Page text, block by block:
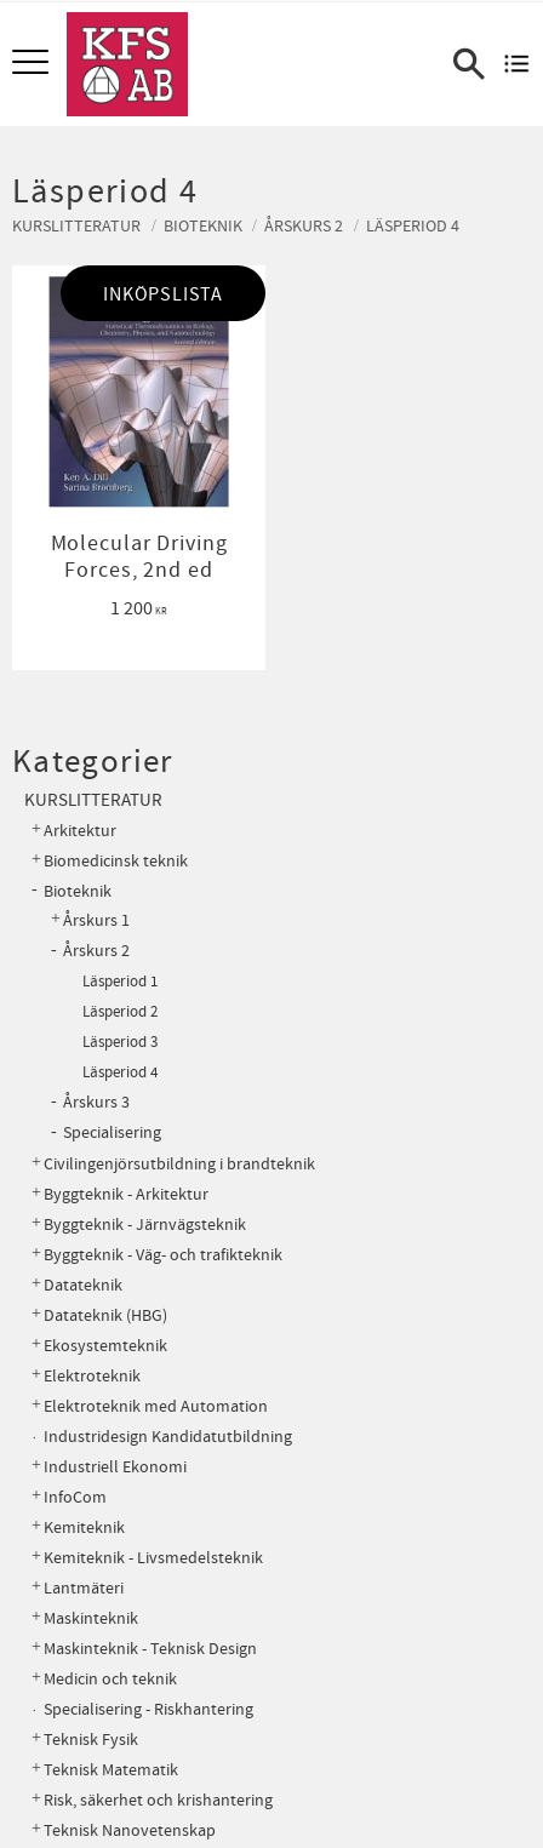
Meny
Läsperiod 4
KURSLITTERATUR BIOTEKNIK ÅRSKURS 2 LÄSPERIOD 4
Molecular Driving
Forces, 2nd ed
1 200KR
INKÖPSLISTA
Kategorier
KURSLITTERATUR
Arkitektur
Biomedicinsk teknik
Bioteknik
Årskurs 1
Årskurs 2
Läsperiod 1
Läsperiod 2
Läsperiod 3
Läsperiod 4
Årskurs 3
Specialisering
Civilingenjörsutbildning i brandteknik
Byggteknik - Arkitektur
Byggteknik - Järnvägsteknik
Byggteknik - Väg- och trafikteknik
Datateknik
Datateknik (HBG)
Ekosystemteknik
Elektroteknik
Elektroteknik med Automation
Industridesign Kandidatutbildning
Industriell Ekonomi
InfoCom
Kemiteknik
Kemiteknik - Livsmedelsteknik
Lantmäteri
Maskinteknik
Maskinteknik - Teknisk Design
Medicin och teknik
Specialisering - Riskhantering
Teknisk Fysik
Teknisk Matematik
Risk, säkerhet och krishantering
Teknisk Nanovetenskap